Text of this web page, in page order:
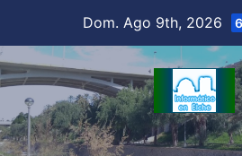
contenido
Dom. Ago 9th, 2026